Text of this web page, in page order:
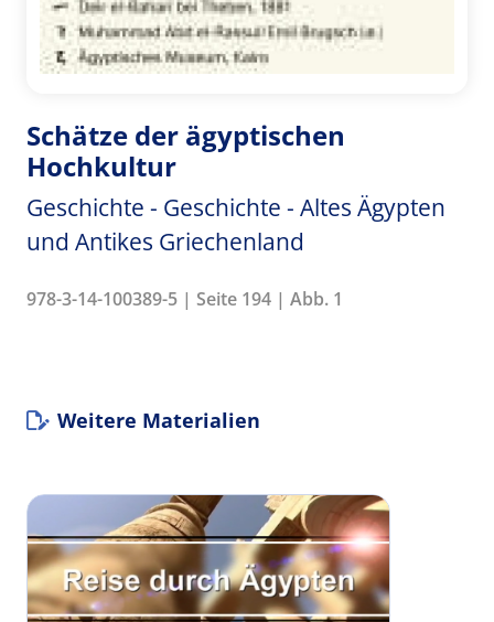
Schätze der ägyptischen
Hochkultur
Geschichte - Geschichte - Altes Ägypten
und Antikes Griechenland
978-3-14-100389-5 | Seite 194 | Abb. 1
Weitere Materialien